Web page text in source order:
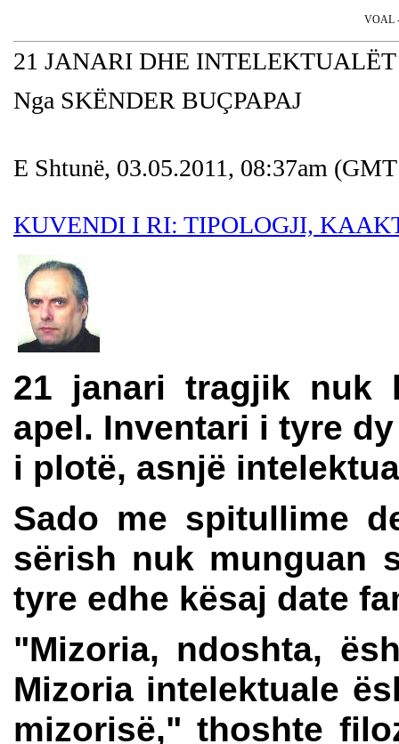
VOAL
21 JANARI DHE
Nga SKËNDER BUÇPAPAJ
E Shtunë, 03.05.2011, 08:37am
KUVENDI I RI: TIPOLOGJI,
21 janari tragjik nuk
apel. Inventari i tyre
i plotë, asnjë
Sado me spitullime
sërish nuk munguan
tyre edhe kësaj date
"Mizoria, ndoshta,
Mizoria intelektuale
mizorisë," thoshte